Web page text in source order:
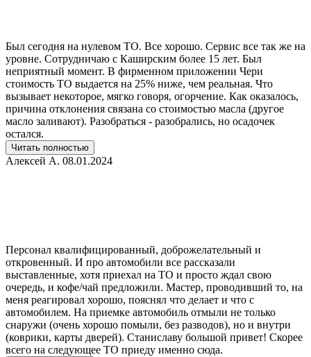
Был сегодня на нулевом ТО. Все хорошо. Сервис все так же на
уровне. Сотрудничаю с Каширским более 15 лет. Был
неприятный момент. В фирменном приложении Чери
стоимость ТО выдается на 25% ниже, чем реальная. Что
вызывает некоторое, мягко говоря, огорчение. Как оказалось,
причина отклонения связана со стоимостью масла (другое
масло заливают). Разобраться - разобрались, но осадочек
остался.
Читать полностью
Алексей А. 08.01.2024
Персонал квалифицированный, доброжелательный и
откровенный. И про автомобили все рассказали
выставленные, хотя приехал на ТО и просто ждал свою
очередь, и кофе/чай предложили. Мастер, проводивший то, на
меня реагировал хорошо, пояснял что делает и что с
автомобилем. На приемке автомобиль отмыли не только
снаружи (очень хорошо помыли, без разводов), но и внутри
(коврики, карты дверей). Станиславу большой привет! Скорее
всего на следующее ТО приеду именно сюда.